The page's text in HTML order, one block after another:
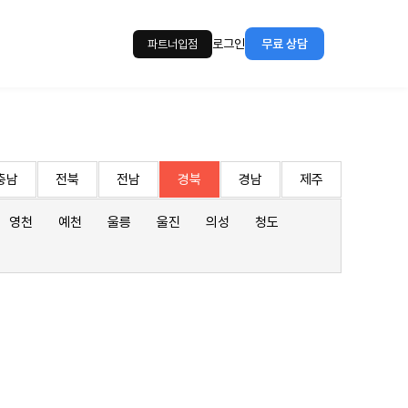
파트너입점 로그인 무료 상담
남 전북 전남 경북 경남 제주
영천 예천 울릉 울진 의성 청도